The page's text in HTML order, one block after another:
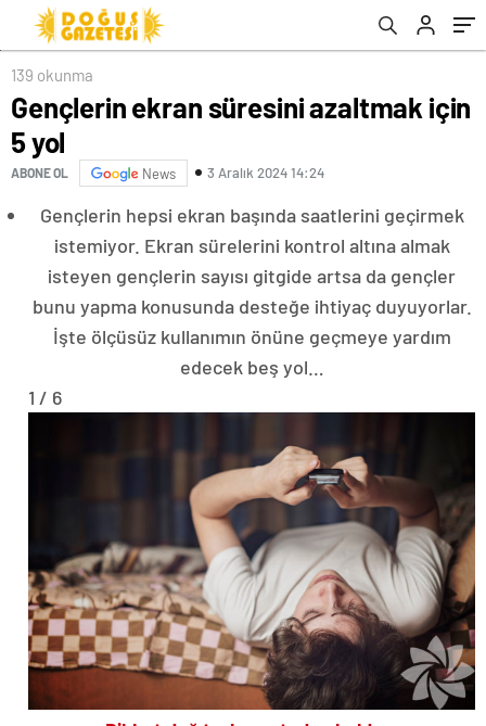
139 okunma
Gençlerin ekran süresini azaltmak için
5 yol
ABONE OL News 3 Aralık 2024 14:24
Gençlerin hepsi ekran başında saatlerini geçirmek
istemiyor. Ekran sürelerini kontrol altına almak
isteyen gençlerin sayısı gitgide artsa da gençler
bunu yapma konusunda desteğe ihtiyaç duyuyorlar.
İşte ölçüsüz kullanımın önüne geçmeye yardım
edecek beş yol…
1 / 6